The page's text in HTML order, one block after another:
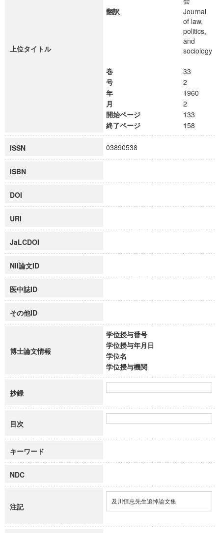
上位タイトル
翻訳
Journal
of law,
politics,
and
sociology
巻
33
号
2
年
1960
月
2
開始ページ
133
終了ページ
158
ISSN 03890538
ISBN
DOI
URI
JaLCDOI
NII論文ID
医中誌ID
その他ID
博士論文情報
学位授与番号
学位授与年月日
学位名
学位授与機関
抄録
目次
キーワード
NDC
注記
及川恒忠先生追悼論文集